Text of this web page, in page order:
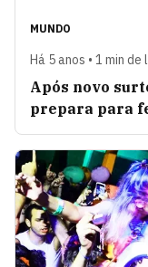
MUNDO
Há 5 anos • 1 min de
Após novo
prepara para